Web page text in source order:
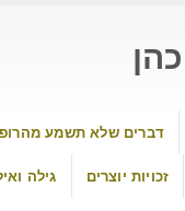
דברים שלא תשמע
זכויות יוצרים גילה